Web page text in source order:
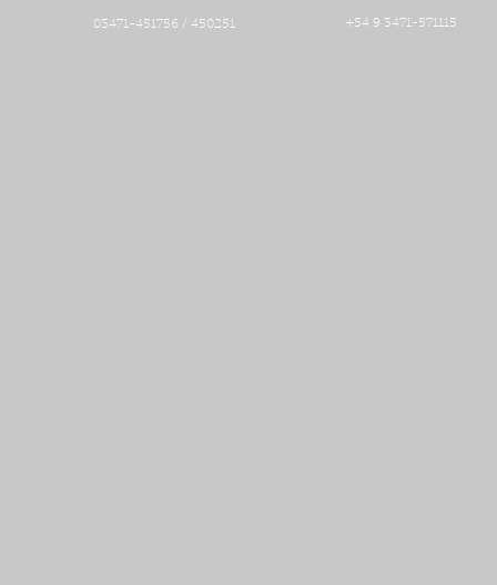
+54 9 3471-571115
03471-451756 / 450251